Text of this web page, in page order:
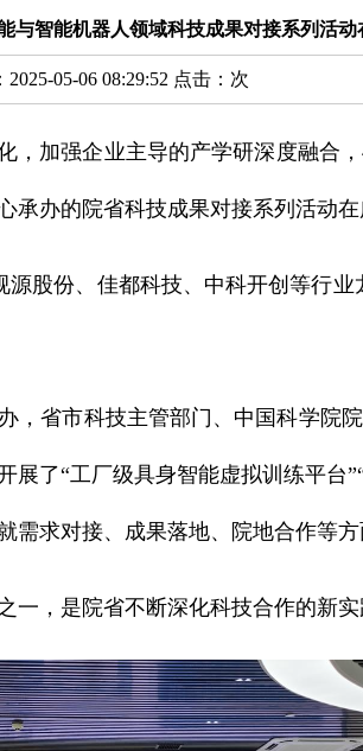
与智能机器人领域科技成果对接系列活动
2025-05-06 08:29:52 点击： 次
加强企业主导的产学研深度融合
办的院省科技成果对接系列活动在
份、佳都科技、中科开创等行业
省市科技主管部门、中国科学院
了“工厂级具身智能虚拟训练平台
求对接、成果落地、院地合作等方
是院省不断深化科技合作的新实